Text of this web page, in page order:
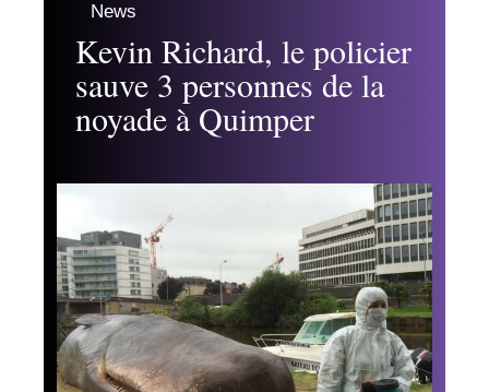
News
Kevin Richard, le policier
sauve 3 personnes de la
noyade à Quimper